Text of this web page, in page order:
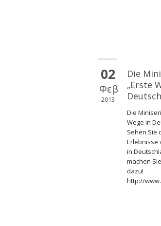
02
Φεβ
2013
Die
„Erste
Die
Wege in
Sehen Sie
Erlebnisse
in
machen
dazu!
http://